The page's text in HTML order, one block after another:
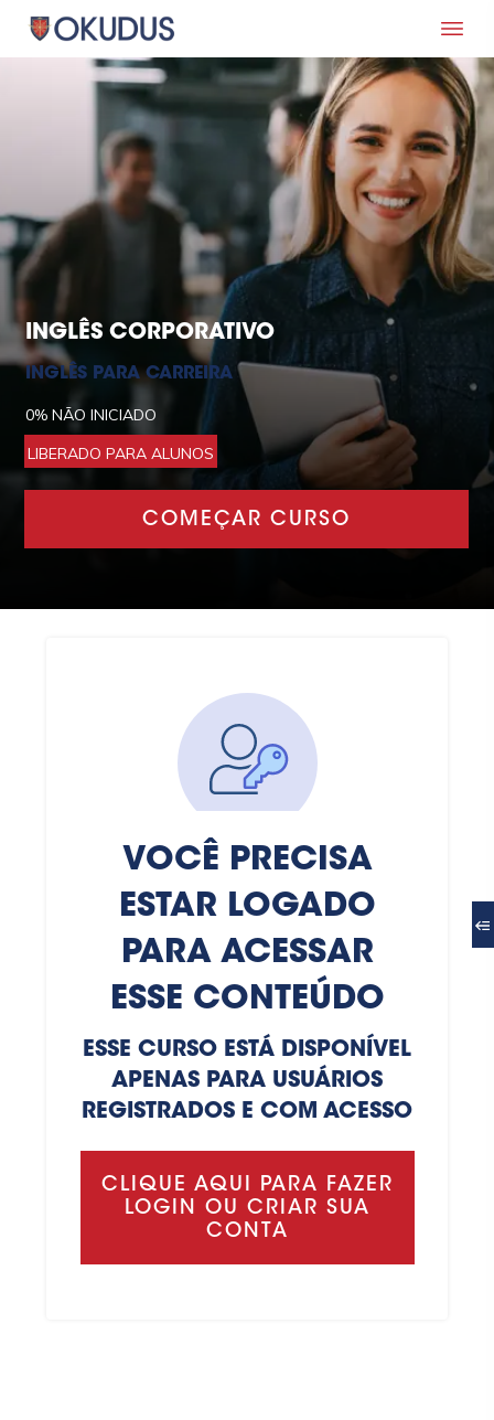
INGLÊS CORPORATIVO
INGLÊS PARA CARREIRA
0% NÃO INICIADO
LIBERADO PARA ALUNOS
COMEÇAR CURSO
VOCÊ PRECISA
ESTAR LOGADO
PARA ACESSAR
ESSE CONTEÚDO
ESSE CURSO ESTÁ DISPONÍVEL
APENAS PARA USUÁRIOS
REGISTRADOS E COM ACESSO
CLIQUE AQUI PARA FAZER
LOGIN OU CRIAR SUA
CONTA